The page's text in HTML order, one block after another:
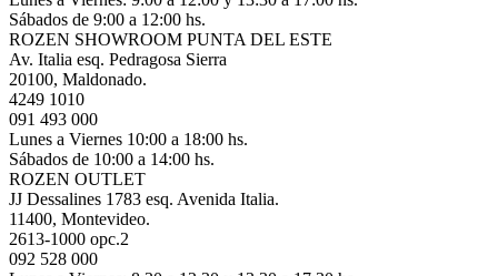
Sábados de 9:00 a 12:00 hs.
ROZEN SHOWROOM PUNTA DEL ESTE
Av. Italia esq. Pedragosa Sierra
20100, Maldonado.
4249 1010
091 493 000
Lunes a Viernes 10:00 a 18:00 hs.
Sábados de 10:00 a 14:00 hs.
ROZEN OUTLET
JJ Dessalines 1783 esq. Avenida Italia.
11400, Montevideo.
2613-1000 opc.2
092 528 000